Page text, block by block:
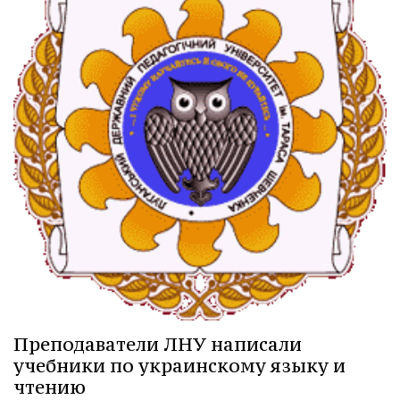
Преподаватели ЛНУ написали
учебники по украинскому языку и
чтению